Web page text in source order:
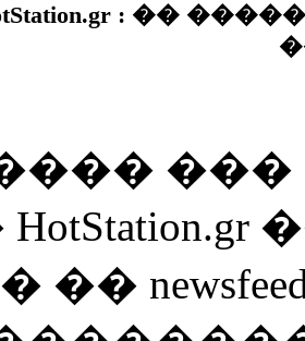
: ��
��